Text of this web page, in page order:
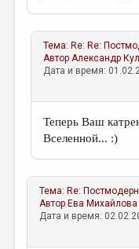
Тема: Re: Re:
АвторАлександр
Дата и время:
Теперь Ваш
Вселенной... :)
Тема: Re:
Автор Ева Михайлова
Дата и время: